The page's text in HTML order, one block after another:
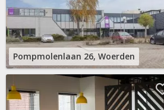
Persoonlijke hulp
Neem contact op
Pompmolenlaan 26, Woerden